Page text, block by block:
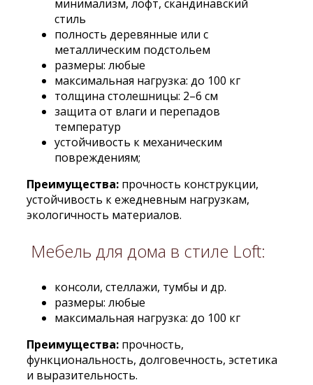
минимализм, лофт, скандинавский
стиль
полность деревянные или с
металлическим подстольем
размеры: любые
максимальная нагрузка: до 100 кг
толщина столешницы: 2–6 см
защита от влаги и перепадов
температур
устойчивость к механическим
повреждениям;
Преимущества: прочность конструкции,
устойчивость к ежедневным нагрузкам,
экологичность материалов.
Мебель для дома в стиле Loft:
консоли, стеллажи, тумбы и др.
размеры: любые
максимальная нагрузка: до 100 кг
Преимущества: прочность,
функциональность, долговечность, эстетика
и выразительность.